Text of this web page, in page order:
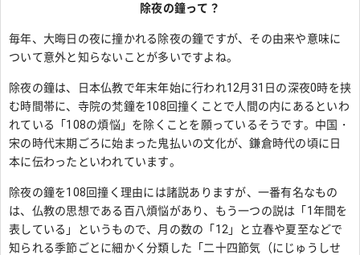
除夜の鐘って？
毎年、大晦日の夜に撞かれる除夜の鐘ですが、その由来や意味に
ついて意外と知らないことが多いですよね。
除夜の鐘は、日本仏教で年末年始に行われ12月31日の深夜0時を挟
む時間帯に、寺院の梵鐘を108回撞くことで人間の内にあるといわ
れている「108の煩悩」を除くことを願っているそうです。中国・
宋の時代末期ごろに始まった鬼払いの文化が、鎌倉時代の頃に日
本に伝わったといわれています。
除夜の鐘を108回撞く理由には諸説ありますが、一番有名なもの
は、仏教の思想である百八煩悩があり、もう一つの説は「1年間を
表している」というもので、月の数の「12」と立春や夏至などで
知られる季節ごとに細かく分類した「二十四節気（にじゅうしせ